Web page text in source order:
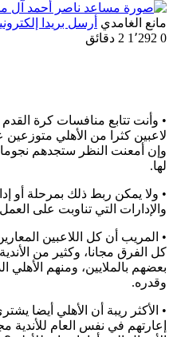
مانع الغامدي أرسل بريدا
0
2 دقائق
• وأنت تتابع منافسات كرة
لاعبين كثرا من الأهلي
وإن أمعنت النظر ستجدهم
لها.
• ولا يمكن ربط ذلك بمرحلة أو
والإدارات التي تناوبت على
• المريب أن كل اللاعبين
كل الفرق مجانا، وكثير من
بعضهم بالملايين، ومنهم
وقدره.
• الأكثر ريبة أن الأهلي أيضا
إعارتهم في نفس العام للأندية